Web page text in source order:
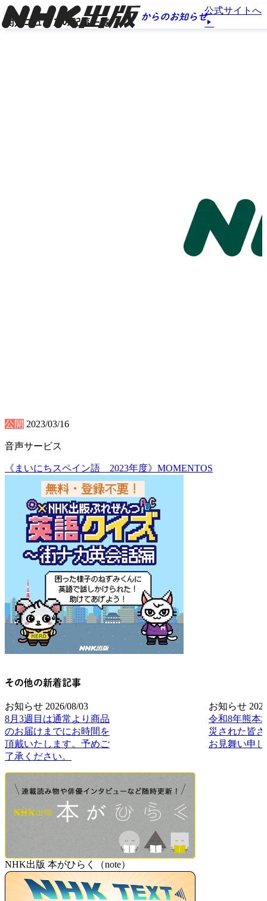
からのお知らせ
公式サイトへ
関連ニュースの記事一覧
公開 2023/03/16
音声サービス
《まいにちスペイン語 2023年度》MOMENTOS
その他の新着記事
お知らせ 2026/08/03
8月3週目は通常より商品
のお届けまでにお時間を
頂戴いたします。予めご
了承ください。
お知らせ
令和8年熊本
災された皆
お見舞い申
NHK出版 本がひらく（note）